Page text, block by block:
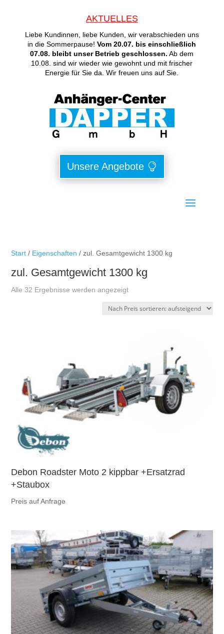
AKTUELLES
Liebe Kundinnen, liebe Kunden, wir verabschieden uns
in die Sommerpause!Vom 20.07. bis einschließlich
07.08. bleibt unser Betrieb geschlossen. Ab dem
10.08. sind wir wieder wie gewohnt und mit frischer
Energie für Sie da. Wir freuen uns auf Sie.
Unsere Angebote
Start / Eigenschaften / zul. Gesamtgewicht 1300 kg
zul. Gesamtgewicht 1300 kg
Alle 32 Ergebnisse werden angezeigtNach
sortiert:
Debon Roadster Moto 2 kippbar +Ersatzrad
+Staubox
Preis auf Anfrage